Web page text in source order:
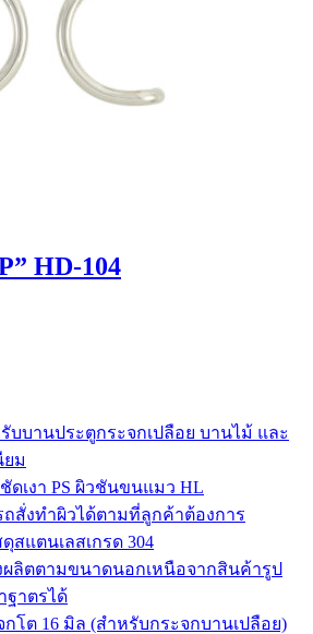
HD-104
บบานประตูกระจกเปลือย บานไม้ และ
ยม
เงา PS ผิวชันขนแมว HL
ถสั่งทำผิวได้ตามที่ลูกค้าต้องการ
สแตนเลสเกรด 304
ผลิตตามขนาดนอกเหนือจากสินค้ารูป
ฐาตรได้
กโต 16 มิล (สำหรับกระจกบานเปลือย)